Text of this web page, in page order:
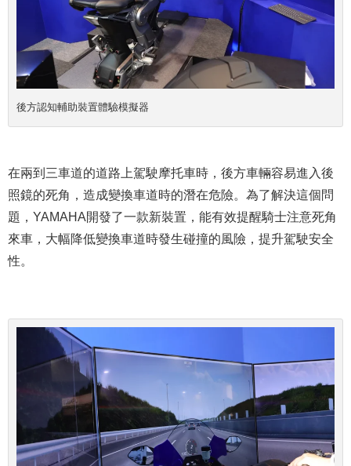
後方認知輔助裝置體驗模擬器
在兩到三車道的道路上駕駛摩托車時，後方車輛容易進入後
照鏡的死角，造成變換車道時的潛在危險。為了解決這個問
題，YAMAHA開發了一款新裝置，能有效提醒騎士注意死角
來車，大幅降低變換車道時發生碰撞的風險，提升駕駛安全
性。